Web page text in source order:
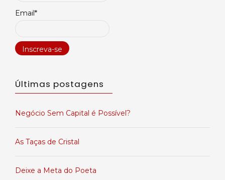
Email*
Últimas postagens
Negócio Sem Capital é Possível?
As Taças de Cristal
Deixe a Meta do Poeta